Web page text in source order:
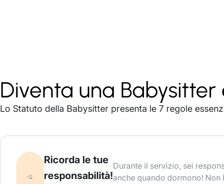
Diventa una
Lo Statuto della Babysitter presenta le 7 regole
Ricorda le tue
responsabilità!
Durante il servizio, sei
anche quando dormono! Non